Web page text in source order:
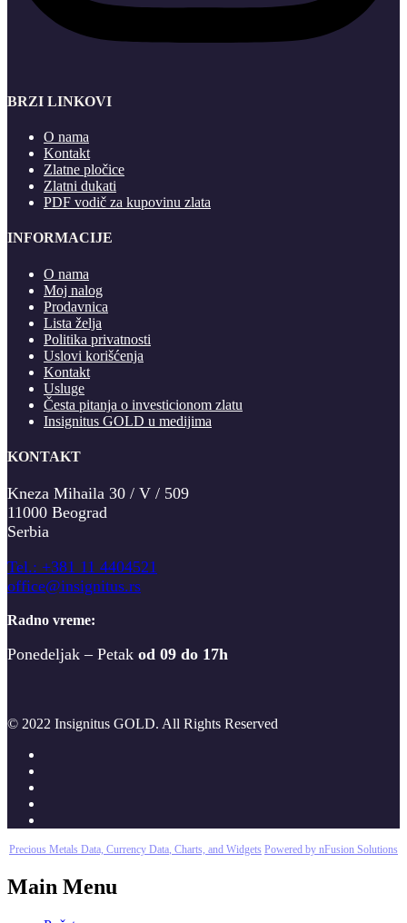
BRZI LINKOVI
O nama
Kontakt
Zlatne pločice
Zlatni dukati
PDF vodič za kupovinu zlata
INFORMACIJE
O nama
Moj nalog
Prodavnica
Lista želja
Politika privatnosti
Uslovi korišćenja
Kontakt
Usluge
Česta pitanja o investicionom zlatu
Insignitus GOLD u medijima
KONTAKT
Kneza Mihaila 30 / V / 509
11000 Beograd
Serbia
Tel.: +381 11 4404521
office@insignitus.rs
Radno vreme:
Ponedeljak – Petak od 09 do 17h
© 2022 Insignitus GOLD. All Rights Reserved
Precious Metals Data, Currency Data, Charts, and Widgets Powered by nFusion Solutions
Main Menu